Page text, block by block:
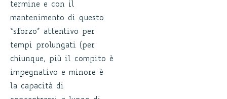
termine e con il
mantenimento di questo
“sforzo” attentivo per
tempi prolungati (per
chiunque, più il compito è
impegnativo e minore è
la capacità di